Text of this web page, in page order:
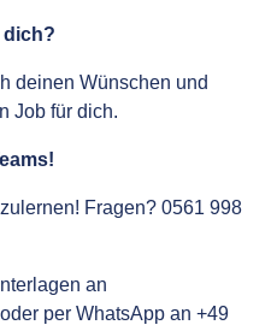
dich?
deinen Wünschen und
Job für dich.
Fragen? 0561 998
an
oder per WhatsApp an +49